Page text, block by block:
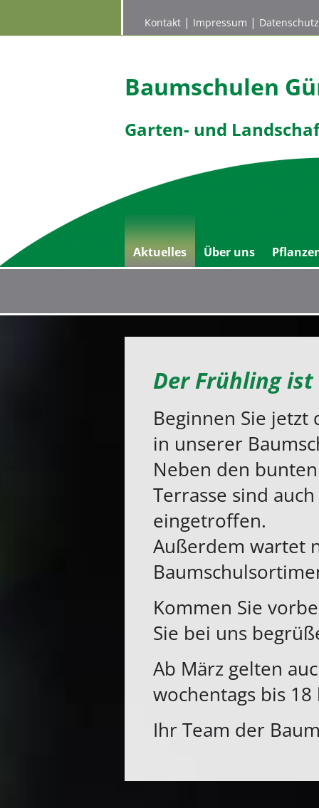
Kontakt | Impressum |
Baumschulen
Garten- und
Aktuelles Über uns
Der Frühling ist
Beginnen Sie jetzt
in unserer
Neben den
Terrasse sind
eingetroffen.
Außerdem wartet
Kommen Sie
Sie bei uns
Ab März gelten
wochentags bis 18
Ihr Team der